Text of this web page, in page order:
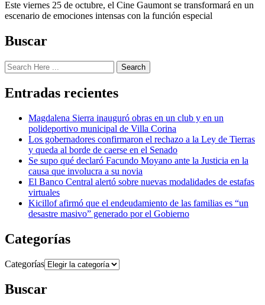
Este viernes 25 de octubre, el Cine Gaumont se transformará en un
escenario de emociones intensas con la función especial
Buscar
Search
Entradas recientes
Magdalena Sierra inauguró obras en un club y en un
polideportivo municipal de Villa Corina
Los gobernadores confirmaron el rechazo a la Ley de Tierras
y queda al borde de caerse en el Senado
Se supo qué declaró Facundo Moyano ante la Justicia en la
causa que involucra a su novia
El Banco Central alertó sobre nuevas modalidades de estafas
virtuales
Kicillof afirmó que el endeudamiento de las familias es “un
desastre masivo” generado por el Gobierno
Categorías
Categorías
Buscar